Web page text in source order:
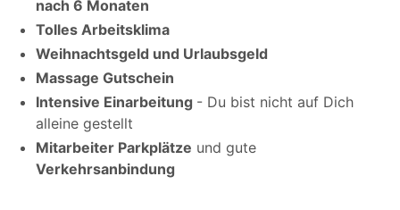
nach 6 Monaten
Tolles Arbeitsklima
Weihnachtsgeld und Urlaubsgeld
Massage Gutschein
Intensive Einarbeitung - Du bist nicht auf Dich
alleine gestellt
Mitarbeiter Parkplätze und gute
Verkehrsanbindung